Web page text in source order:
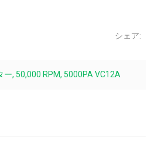
シェア:
ー, 50,000 RPM, 5000PA VC12A